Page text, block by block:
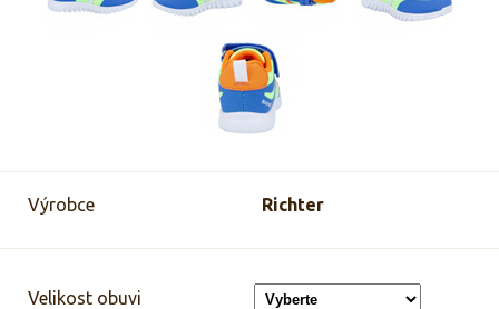
Výrobce Richter
Velikost obuvi